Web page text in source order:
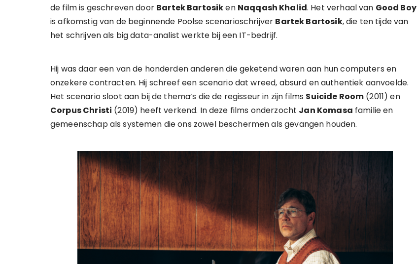
de film is geschreven door Bartek Bartosiken Naqqash Khalid. Het verhaal van Good Boy
is afkomstig van de beginnende Poolse scenarioschrijver Bartek Bartosik, die ten tijde van
het schrijven als big data-analist werkte bij een IT-bedrijf.
Hij was daar een van de honderden anderen die geketend waren aan hun computers en
onzekere contracten. Hij schreef een scenario dat wreed, absurd en authentiek aanvoelde.
Het scenario sloot aan bij de thema’s die de regisseur in zijn films Suicide Room (2011) en
Corpus Christi (2019) heeft verkend. In deze films onderzocht Jan Komasa familie en
gemeenschap als systemen die ons zowel beschermen als gevangen houden.